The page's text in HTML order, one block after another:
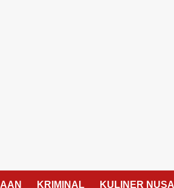
KRIMINAL KULINER